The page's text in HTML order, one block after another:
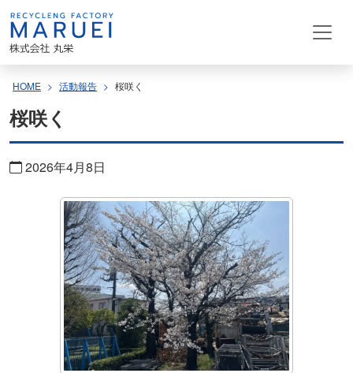
コ
テ
へ
ス
キ
HOME 活動報告 桜咲く
桜咲く
2026年4月8日